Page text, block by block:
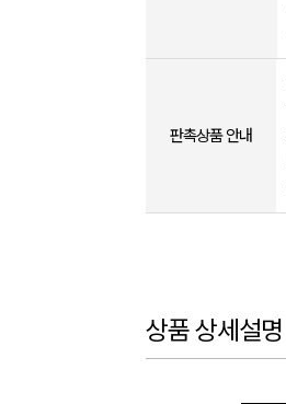
판촉상품 안내
상품 상세설명